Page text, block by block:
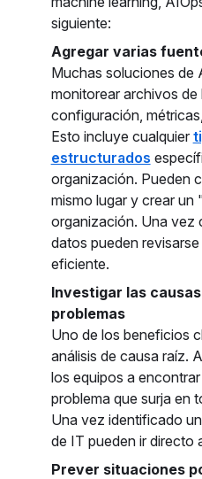
siguiente:
Agregar varias
Muchas soluciones de
monitorear archivos de
configuración,
Esto incluye cualquier
estructurados
organización. Pueden
mismo lugar y crear
organización. Una vez
datos pueden
eficiente.
Investigar las
problemas
Uno de los beneficios
análisis de causa raíz.
los equipos a
problema que surja en
Una vez identificado
de IT pueden ir directo
Prever situaciones